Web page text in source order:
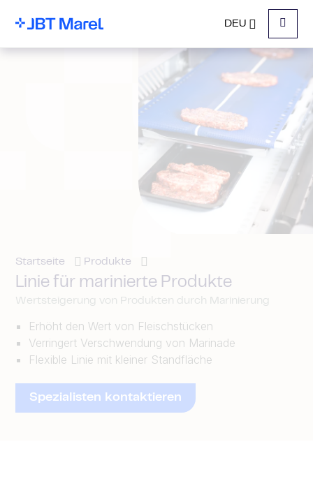
DEU
Menu
Startseite Produkte
Linie für marinierte Produkte
Wertsteigerung von Produkten durch Marinierung
Erhöht den Wert von Fleischstücken
Verringert Verschwendung von Marinade
Flexible Linie mit kleiner Standfläche
Spezialisten kontaktieren